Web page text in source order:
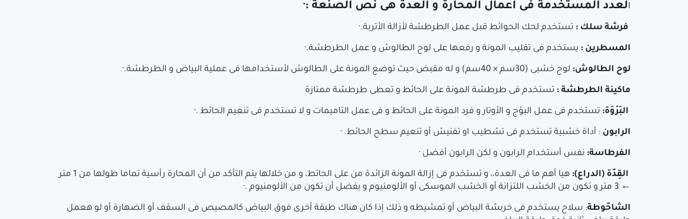
العدد المستخدمة فى أعمال المحارة و العدة هى نص الصنعة :·
فرشة سلك : تستخدم لحك الحوائط قبل عمل الطرطشة لأزالة الأتربة.·
المسطرين : يستخدم فى تقليب المونة و رفعها على لوح الطالوش و عمل الطرطشة.·
لوح الطالوش: لوح خشبى (30سم × 40سم) و له مقبض حيث توضع المونة على الطالوش لأستخدامها فى عملية البياض و الطرطشة.·
ماكينة الطرطشة : تستخدم فى طرطشة المونة على الحائط و تعطى طرطشة ممتازة
البَرْوَة: تستخدم فى عمل البؤج و الأوتار و فرد المونة على الحائط و فى عمل التاميمات و لا تستخدم فى تنعيم الحائط .·
الرابون : أداة خشبية تستخدم فى تشطيب او تفنيش أو تنعيم سطح الحائط. ·
الفرطاسة: نفس أستخدام الرابون و لكن الرابون أفضل ·
القِدّة (الدراع):
هيا أهم ما فى العدة،، و تستخدم فى إزالة المونة الزائدة من على الحائط، و من خلالها يتم التأكد من أن المحارة رأسية تماما طولها من 1 متر
← 3 متر و تكون من الخشب اللتزانة أو الخشب الموسكى أو الألومنيوم و يفضل أن تكون من الألومنيوم .·
الشاحّوطة: سلاح يستخدم فى خربشة البياض أو تمشيطه و ذلك إذا كان هناك طبقة أخرى فوق البياض كالمصيص فى السقف أو الضهارة أو لو هعمل